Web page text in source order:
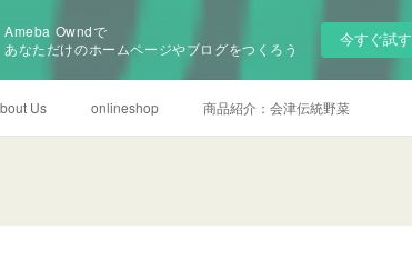
Ameba Owndで
あなただけのホームページやブログをつくろう
今すぐ試す
Us onlineshop 商品紹介：会津伝統野菜